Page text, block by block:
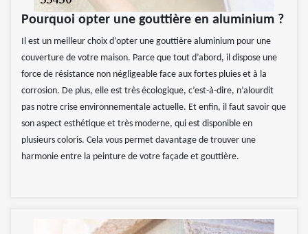
Pourquoi opter une gouttière en aluminium ?
Il est un meilleur choix d’opter une gouttière aluminium pour une
couverture de votre maison. Parce que tout d’abord, il dispose une
force de résistance non négligeable face aux fortes pluies et à la
corrosion. De plus, elle est très écologique, c’est-à-dire, n’alourdit
pas notre crise environnementale actuelle. Et enfin, il faut savoir que
son aspect esthétique et très moderne, qui est disponible en
plusieurs coloris. Cela vous permet davantage de trouver une
harmonie entre la peinture de votre façade et gouttière.